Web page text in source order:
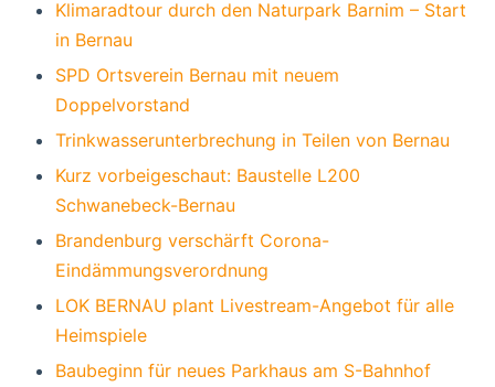
Klimaradtour durch den Naturpark Barnim – Start
in Bernau
SPD Ortsverein Bernau mit neuem
Doppelvorstand
Trinkwasserunterbrechung in Teilen von Bernau
Kurz vorbeigeschaut: Baustelle L200
Schwanebeck-Bernau
Brandenburg verschärft Corona-
Eindämmungsverordnung
LOK BERNAU plant Livestream-Angebot für alle
Heimspiele
Baubeginn für neues Parkhaus am S-Bahnhof